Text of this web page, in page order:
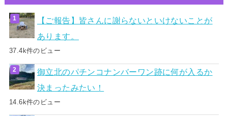
【ご報告】皆さんに謝らないといけないことが
あります。
37.4k件のビュー
御立北のパチンコナンバーワン跡に何が入るか
決まったみたい！
14.6k件のビュー